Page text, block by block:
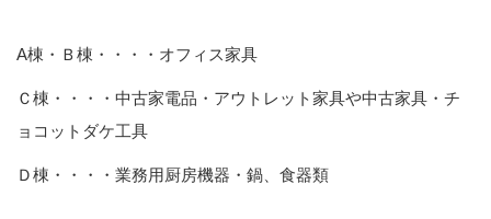
A棟・Ｂ棟・・・・オフィス家具
Ｃ棟・・・・中古家電品・アウトレット家具や中古家具・チ
ョコットダケ工具
Ｄ棟・・・・業務用厨房機器・鍋、食器類